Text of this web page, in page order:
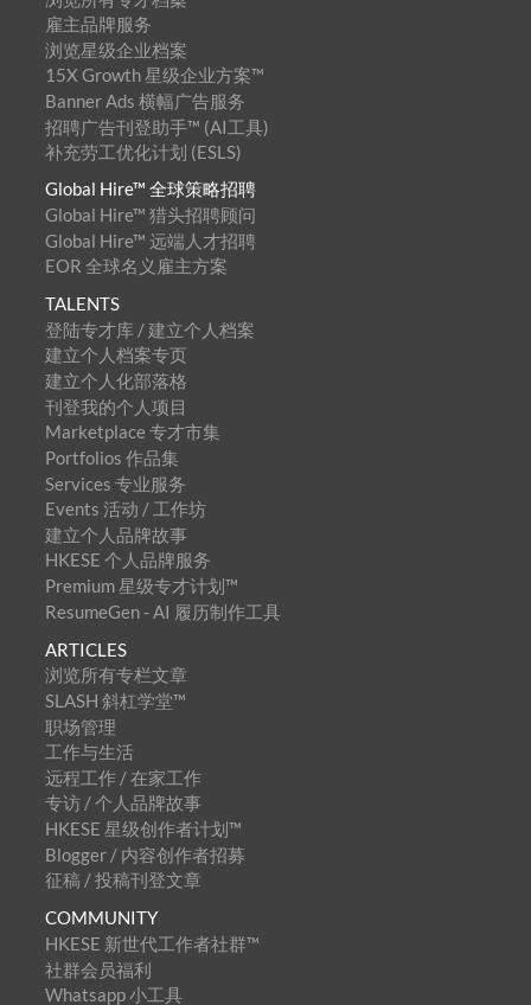
雇主品牌服务
浏览星级企业档案
15X Growth 星级企业方案™
Banner Ads 横幅广告服务
招聘广告刊登助手™ (AI工具)
补充劳工优化计划 (ESLS)
Global Hire™ 全球策略招聘
Global Hire™ 猎头招聘顾问
Global Hire™ 远端人才招聘
EOR 全球名义雇主方案
TALENTS
登陆专才库 / 建立个人档案
建立个人档案专页
建立个人化部落格
刊登我的个人项目
Marketplace 专才市集
Portfolios 作品集
Services 专业服务
Events 活动 / 工作坊
建立个人品牌故事
HKESE 个人品牌服务
Premium 星级专才计划™
ResumeGen - AI 履历制作工具
ARTICLES
浏览所有专栏文章
SLASH 斜杠学堂™
职场管理
工作与生活
远程工作 / 在家工作
专访 / 个人品牌故事
HKESE 星级创作者计划™
Blogger / 内容创作者招募
征稿 / 投稿刊登文章
COMMUNITY
HKESE 新世代工作者社群™
社群会员福利
Whatsapp 小工具